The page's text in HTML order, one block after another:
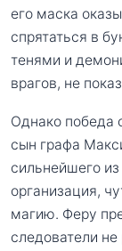
его маска
спрятаться в
тенями и
врагов, не
Однако победа
сын графа
сильнейшего
организация,
магию. Феру
следователи